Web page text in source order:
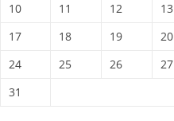
10
11 12 13
17
18 19 20
24
25 26 27
31